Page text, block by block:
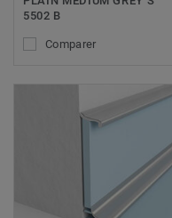
5502 B
Comparer